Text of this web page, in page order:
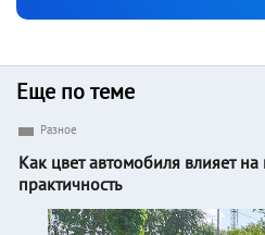
Еще по теме
Разное
Как цвет автомобиля влияет на
практичность